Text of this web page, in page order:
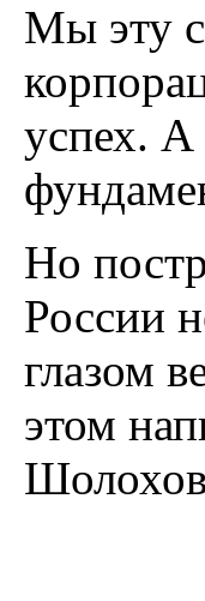
Мы эту
успех. А
Но
России
глазом
этом
На